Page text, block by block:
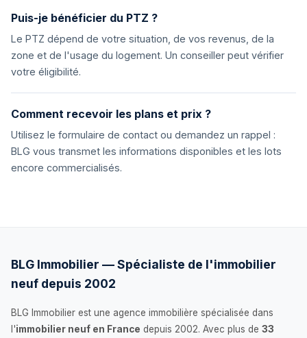
Puis-je bénéficier du PTZ ?
Le PTZ dépend de votre situation, de vos revenus, de la
zone et de l'usage du logement. Un conseiller peut vérifier
votre éligibilité.
Comment recevoir les plans et prix ?
Utilisez le formulaire de contact ou demandez un rappel :
BLG vous transmet les informations disponibles et les lots
encore commercialisés.
BLG Immobilier — Spécialiste de l'immobilier
neuf depuis 2002
BLG Immobilier est une agence immobilière spécialisée dans
l'immobilier neuf en France depuis 2002. Avec plus de 33